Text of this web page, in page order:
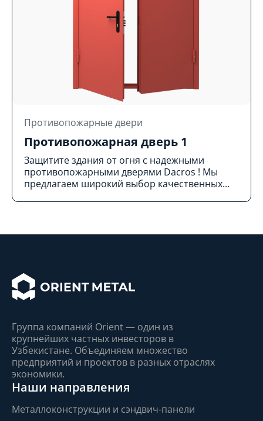
Противопожарные двери
Противопожарная дверь 1
Защитите здания от огня с надежными
противопожарными дверями Dacros ! Мы
предлагаем широкий выбор качественных...
Группа компаний Orient — один из
крупнейшиx частныx инвесторов в
Узбекистане. Объединяем множество
предприятий и проектов в разныx отрасляx
экономики.
Наши направления
Металлоконструкции и сэндвич-панели